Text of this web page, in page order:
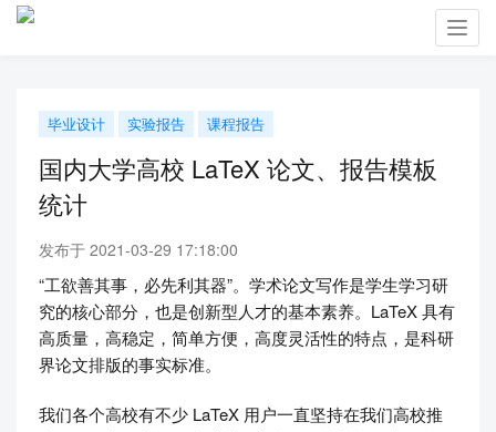
毕业设计 实验报告 课程报告
国内大学高校 LaTeX 论文、报告模板
统计
发布于 2021-03-29 17:18:00
“工欲善其事，必先利其器”。学术论文写作是学生学习研
究的核心部分，也是创新型人才的基本素养。LaTeX 具有
高质量，高稳定，简单方便，高度灵活性的特点，是科研
界论文排版的事实标准。
我们各个高校有不少 LaTeX 用户一直坚持在我们高校推